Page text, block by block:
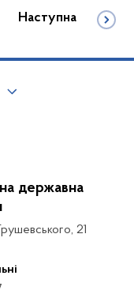
Наступна
державна
21